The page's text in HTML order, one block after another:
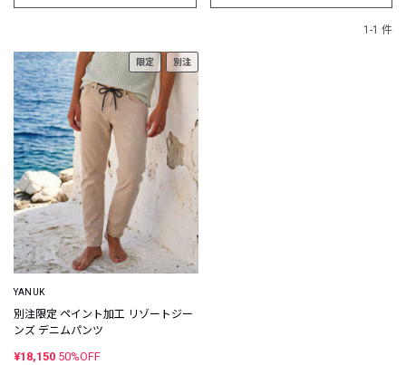
1-1 件
限定 別注
YANUK
別注限定 ペイント加工 リゾートジー
ンズ デニムパンツ
¥18,150 50%OFF